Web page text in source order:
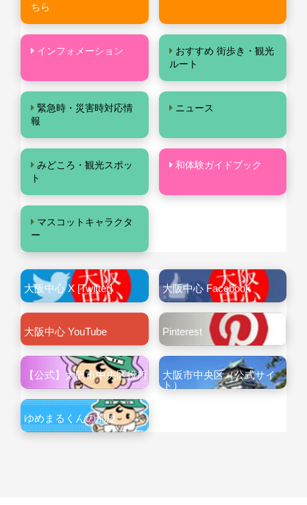
ちら
インフォメーション
おすすめ 街歩き・観光
ルート
緊急時・災害時対応情
報
ニュース
みどころ・観光スポッ
ト
和体験ガイドブック
マスコットキャラクタ
ー
大阪中心 X [Twitter] 大阪中心 Facebook
大阪中心 YouTube Pinterest
【公式】大阪市中央区役所
大阪市中央区（公式サイ
ト）
ゆめまるくんの部屋